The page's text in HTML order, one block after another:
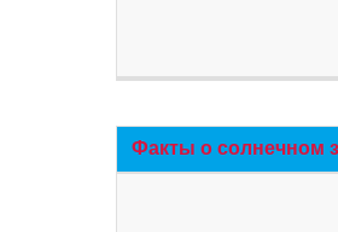
Факты о солнечном